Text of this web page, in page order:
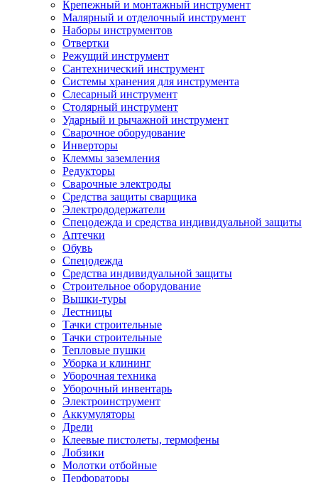
Крепежный и монтажный инструмент
Малярный и отделочный инструмент
Наборы инструментов
Отвертки
Режущий инструмент
Сантехнический инструмент
Системы хранения для инструмента
Слесарный инструмент
Столярный инструмент
Ударный и рычажной инструмент
Сварочное оборудование
Инверторы
Клеммы заземления
Редукторы
Сварочные электроды
Средства защиты сварщика
Электрододержатели
Спецодежда и средства индивидуальной защиты
Аптечки
Обувь
Спецодежда
Средства индивидуальной защиты
Строительное оборудование
Вышки-туры
Лестницы
Тачки строительные
Тачки строительные
Тепловые пушки
Уборка и клининг
Уборочная техника
Уборочный инвентарь
Электроинструмент
Аккумуляторы
Дрели
Клеевые пистолеты, термофены
Лобзики
Молотки отбойные
Перфораторы